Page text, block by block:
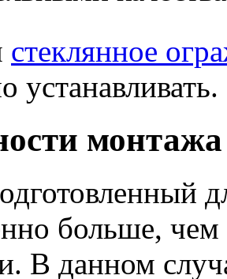
стеклянное
устанавливать.
монтажа
больше,
В данном